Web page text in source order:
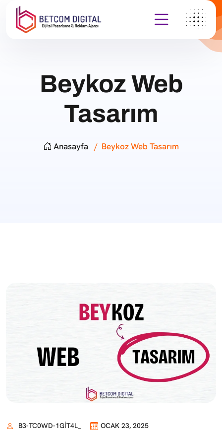
Beykoz Web
Tasarım
Anasayfa Beykoz Web Tasarım
B3-TC0WD-1GIT4L_
OCAK 23, 2025